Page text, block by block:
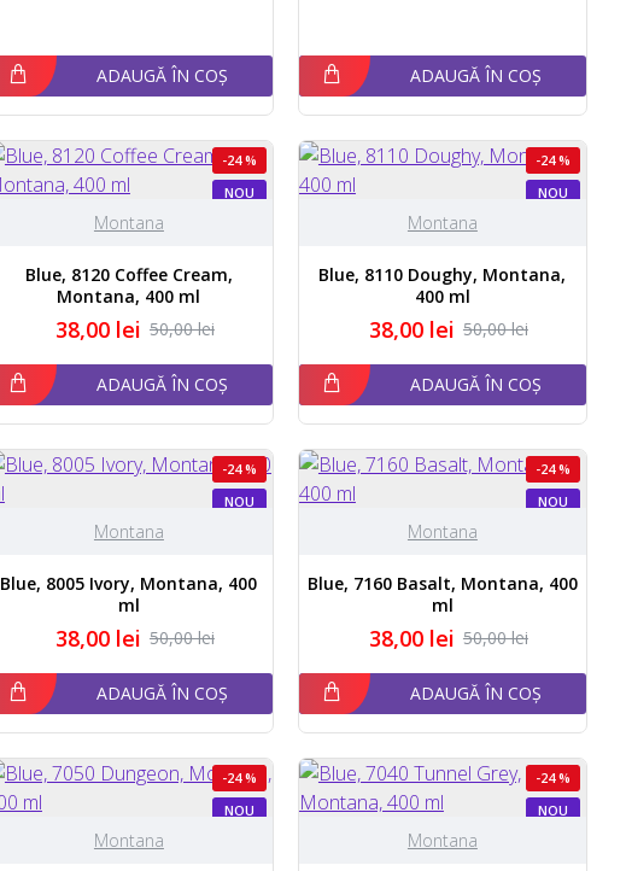
ADAUGĂ ÎN COȘ ADAUGĂ ÎN COȘ
NOU
-24 %
Montana
Blue, 8120 Coffee Cream,
Montana, 400 ml
38,00 lei 50,00 lei
ADAUGĂ ÎN COȘ
NOU
-24 %
Montana
Blue, 8110 Doughy, Montana,
400 ml
38,00 lei 50,00 lei
ADAUGĂ ÎN COȘ
NOU
-24 %
Montana
Blue, 8005 Ivory, Montana, 400
ml
38,00 lei 50,00 lei
ADAUGĂ ÎN COȘ
NOU
-24 %
Montana
Blue, 7160 Basalt, Montana, 400
ml
38,00 lei 50,00 lei
ADAUGĂ ÎN COȘ
NOU
-24 %
Montana
NOU
-24 %
Montana